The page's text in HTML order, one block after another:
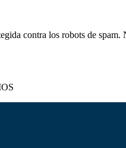
contra los robots de